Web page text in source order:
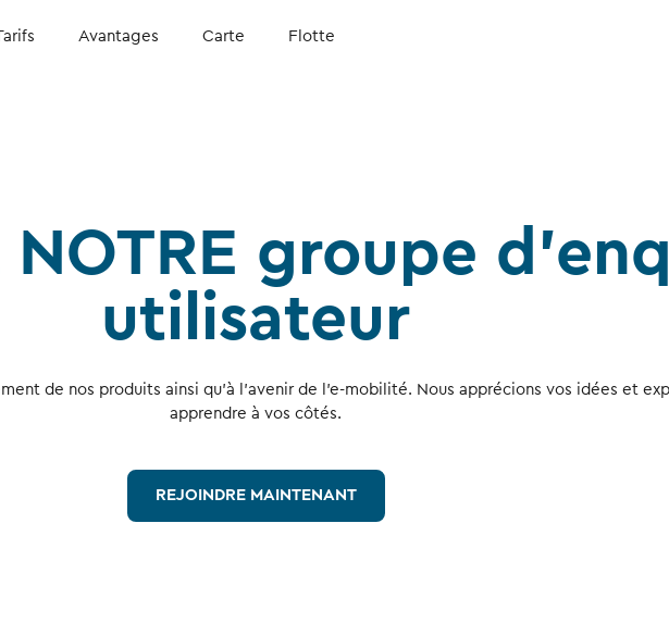
Avantages Carte Flotte
NOTRE groupe
utilisateur
de nos produits ainsi qu’à l’avenir de l’e-mobilité. Nous apprécions vos idées et
apprendre à vos côtés.
REJOINDRE MAINTENANT